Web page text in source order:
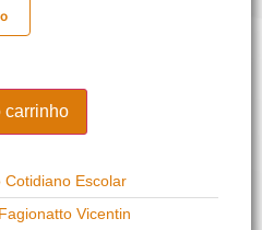
carrinho
Cotidiano Escolar
Vicentin